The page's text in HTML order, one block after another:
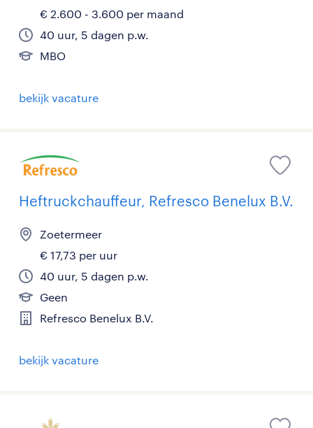
€ 2.600 - 3.600 per maand
40 uur, 5 dagen p.w.
MBO
bekijk vacature
Heftruckchauffeur, Refresco Benelux B.V.
Zoetermeer
€ 17,73 per uur
40 uur, 5 dagen p.w.
Geen
Refresco Benelux B.V.
bekijk vacature